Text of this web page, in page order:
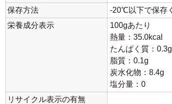
保存方法
-20℃以下で保存
栄養成分表示
100gあたり
熱量：35.0kcal
たんぱく質：0.3g
脂質：0.1g
炭水化物：8.4g
塩分量：0
リサイクル表示の有無